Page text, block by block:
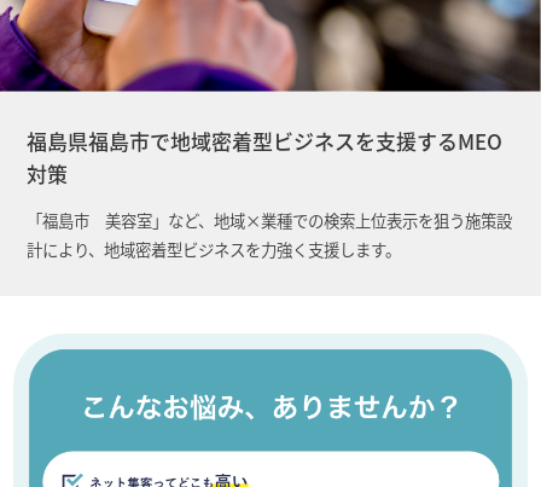
福島県福島市で地域密着型ビジネスを支援するMEO
対策
「福島市 美容室」など、地域×業種での検索上位表示を狙う施策設
計により、地域密着型ビジネスを力強く支援します。